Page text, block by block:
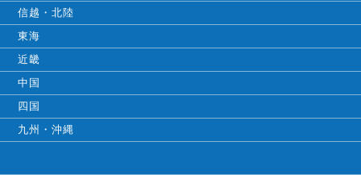
信越・北陸
東海
近畿
中国
四国
九州・沖縄